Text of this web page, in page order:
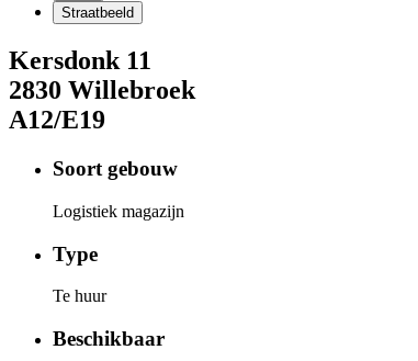
Straatbeeld
Kersdonk 11
2830 Willebroek
A12/E19
Soort gebouw
Logistiek magazijn
Type
Te huur
Beschikbaar